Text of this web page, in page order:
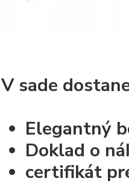
V sade
Elegantný
Doklad o
certifikát